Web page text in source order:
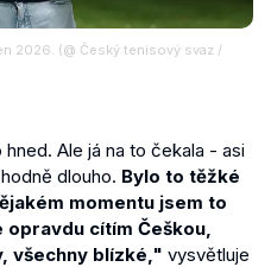
2026. (@ Český tenisový svaz /
Ale já na to čekala - asi
dlouho. Bylo to těžké
momentu jsem to
opravdu cítím Češkou,
všechny blízké," vysvětluje